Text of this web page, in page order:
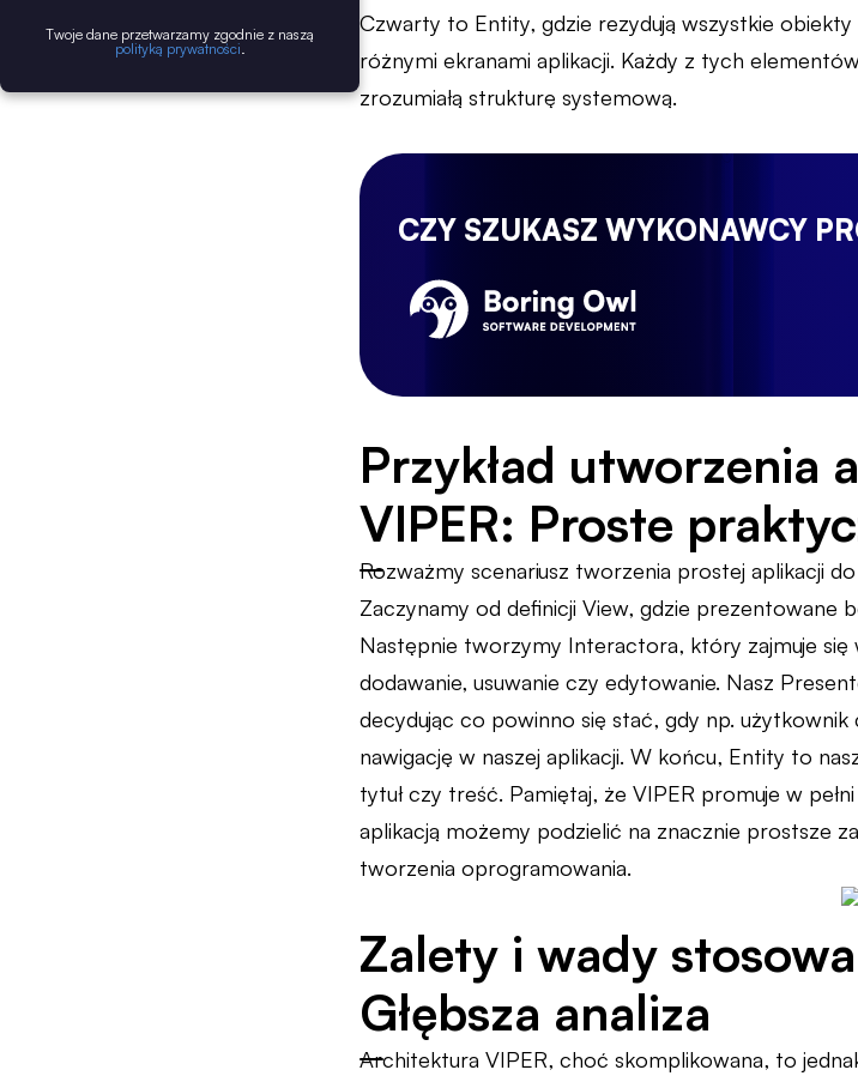
Twoje dane przetwarzamy zgodnie z naszą
polityką prywatności
Czwarty to Entity, gdzie rezydują wszystkie
różnymi ekranami aplikacji. Każdy z tych
zrozumiałą strukturę systemową.
CZY SZUKASZ WYKONAWCY
Przykład utworzenia
VIPER: Proste
Rozważmy scenariusz tworzenia prostej aplikacji
Zaczynamy od definicji View, gdzie prezentowane
Następnie tworzymy Interactora, który zajmuje
dodawanie, usuwanie czy edytowanie. Nasz
decydując co powinno się stać, gdy np.
nawigację w naszej aplikacji. W końcu, Entity to
tytuł czy treść. Pamiętaj, że VIPER promuje w
aplikacją możemy podzielić na znacznie prostsze
tworzenia oprogramowania.
Zalety i wady
Głębsza analiza
Architektura VIPER, choć skomplikowana, to